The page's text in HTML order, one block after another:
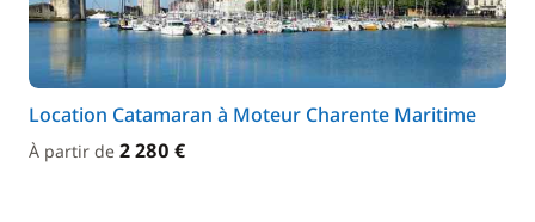
Location Catamaran à Moteur Charente Maritime
À partir de 2 280 €